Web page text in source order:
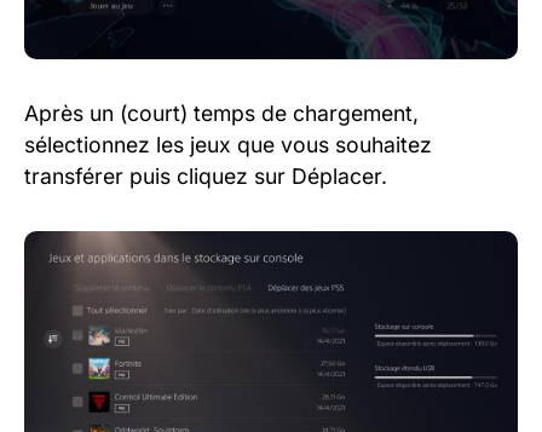
Après un (court) temps de chargement,
sélectionnez les jeux que vous souhaitez
transférer puis cliquez sur Déplacer.